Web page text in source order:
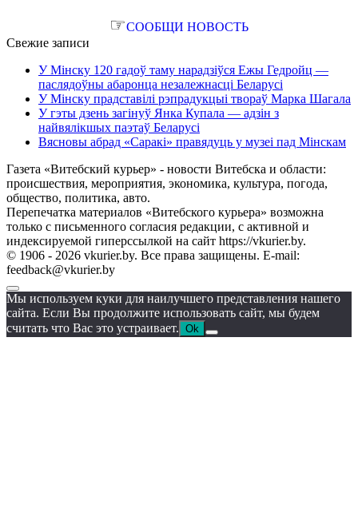
☞СООБЩИ НОВОСТЬ
Свежие записи
У Мінску 120 гадоў таму нарадзіўся Ежы Гедройц —
паслядоўны абаронца незалежнасці Беларусі
У Мінску прадставілі рэпрадукцыі твораў Марка Шагала
У гэты дзень загінуў Янка Купала — адзін з
найвялікшых паэтаў Беларусі
Вясновы абрад «Саракі» правядуць у музеі пад Мінскам
Газета «Витебский курьер» - новости Витебска и области:
происшествия, мероприятия, экономика, культура, погода,
общество, политика, авто.
Перепечатка материалов «Витебского курьера» возможна
только с письменного согласия редакции, с активной и
индексируемой гиперссылкой на сайт https://vkurier.by.
© 1906 - 2026 vkurier.by. Все права защищены. E-mail:
feedback@vkurier.by
Мы используем куки для наилучшего представления нашего
сайта. Если Вы продолжите использовать сайт, мы будем
считать что Вас это устраивает. Ok